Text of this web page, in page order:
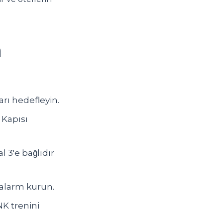
hedefleyin.
3'e bağlıdır
kurun.
trenini